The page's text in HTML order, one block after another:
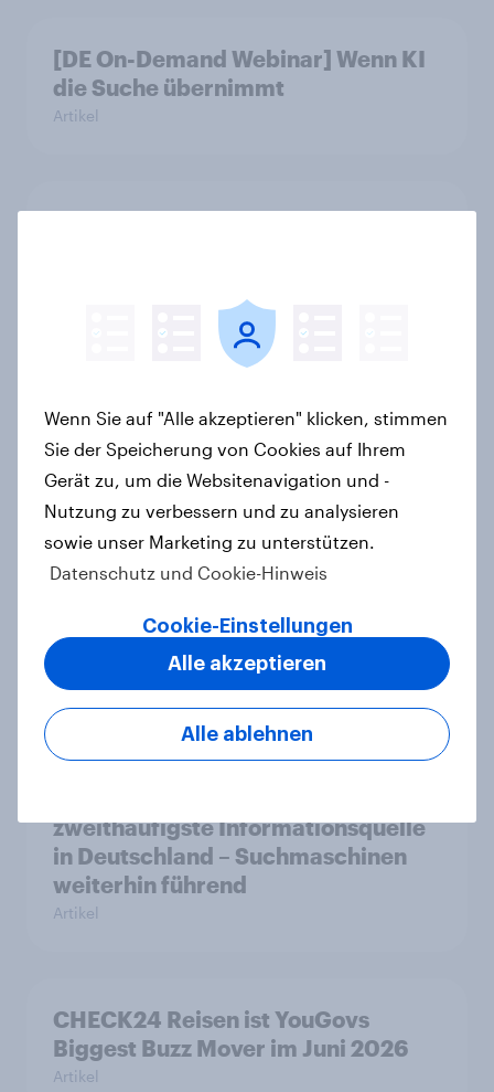
[DE On-Demand Webinar] Wenn KI
die Suche übernimmt
Artikel
doch Suchmaschinen bleiben
führend
Warum KI-Workflows verlässliche
menschliche Daten benötigen
Searching for answers: How AI is
changing online discovery in 2026
Report
zweithäufigste Informationsquelle
in Deutschland – Suchmaschinen
weiterhin führend
Artikel
CHECK24 Reisen ist YouGovs
Biggest Buzz Mover im Juni 2026
Artikel
Wenn Sie auf "Alle akzeptieren" klicken, stimmen
Sie der Speicherung von Cookies auf Ihrem
Gerät zu, um die Websitenavigation und -
Nutzung zu verbessern und zu analysieren
sowie unser Marketing zu unterstützen.
Datenschutz und Cookie-Hinweis
Cookie-Einstellungen
Alle ablehnen
Alle akzeptieren